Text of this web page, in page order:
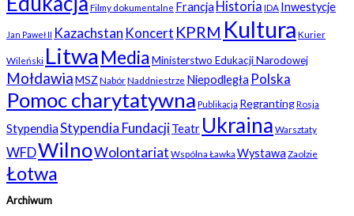
Filmy dokumentalne Francja Historia IDA Inwestycje
Jan Paweł II Kazachstan Koncert KPRM Kultura Kurier
Wileński Litwa MediaMinisterstwo Edukacji Narodowej
MołdawiaMSZ NabórNaddniestrze Niepodległa Polska
Pomoc charytatywna Publikacja RegrantingRosja
StypendiaStypendia FundacjiTeatr Ukraina Warsztaty
WFDWilnoWolontariat Wspólna Ławka Wystawa Zaolzie
Łotwa
Archiwum